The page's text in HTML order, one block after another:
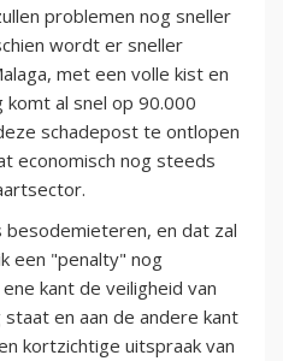
problemen nog sneller
wordt er sneller
met een volle kist en
al snel op 90.000
schadepost te ontlopen
economisch nog steeds
besodemieteren, en dat zal
een "penalty" nog
kant de veiligheid van
en aan de andere kant
kortzichtige uitspraak van